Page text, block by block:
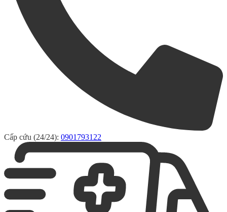
Cấp cứu (24/24): 0901793122